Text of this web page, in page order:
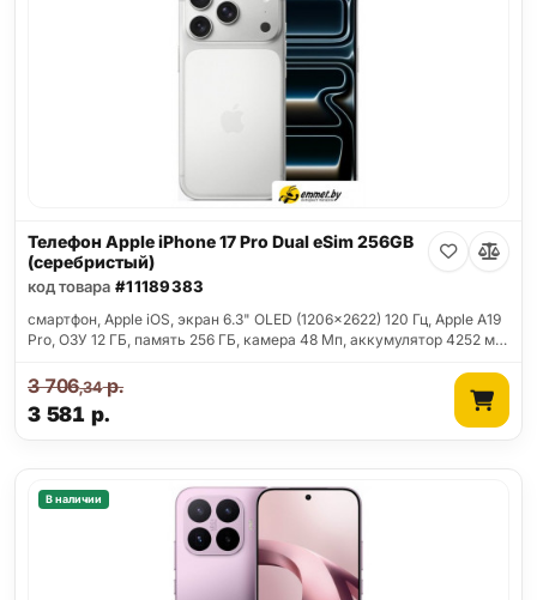
Телефон Apple iPhone 17 Pro Dual eSim 256GB
(серебристый)
код товара #11189383
смартфон, Apple iOS, экран 6.3" OLED (1206x2622) 120 Гц, Apple A19
Pro, ОЗУ 12 ГБ, память 256 ГБ, камера 48 Мп, аккумулятор 4252 м…
3 581 р.
3 706,34р.
В наличии